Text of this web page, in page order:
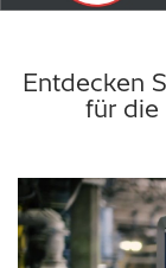
Entdecken
für die